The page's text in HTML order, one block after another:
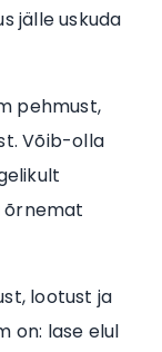
jälle uskuda
pehmust,
Võib-olla
õrnemat
lootust ja
on: lase elul